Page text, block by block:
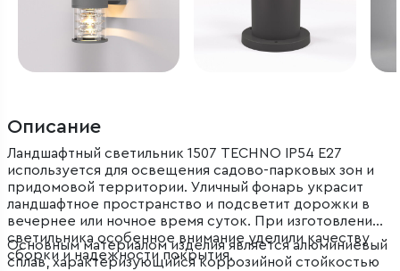
Описание
Ландшафтный светильник 1507 TECHNO IP54 E27
используется для освещения садово-парковых зон и
придомовой территории. Уличный фонарь украсит
ландшафтное пространство и подсветит дорожки в
вечернее или ночное время суток. При изготовлении
светильника особенное внимание уделили качеству
сборки и надежности покрытия.
Основным материалом изделия является алюминиевый
сплав, характеризующийся коррозийной стойкостью